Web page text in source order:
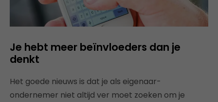
Je hebt meer beïnvloeders dan je
denkt
Het goede nieuws is dat je als eigenaar-
ondernemer niet altijd ver moet zoeken om je